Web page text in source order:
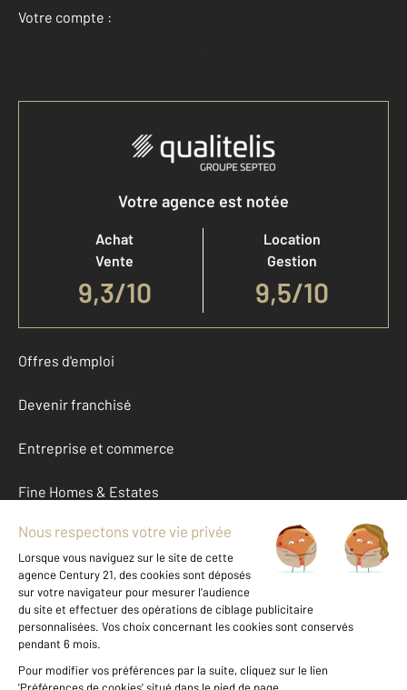
Votre compte :
Accéder à mon compte
Votre agence est notée
Achat
Vente
9,3/10
Location
Gestion
9,5/10
Offres d'emploi
Devenir franchisé
Entreprise et commerce
Fine Homes & Estates
À propos
International
Nous contacter